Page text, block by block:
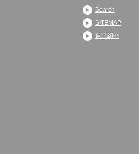
Search
SITEMAP
自己紹介